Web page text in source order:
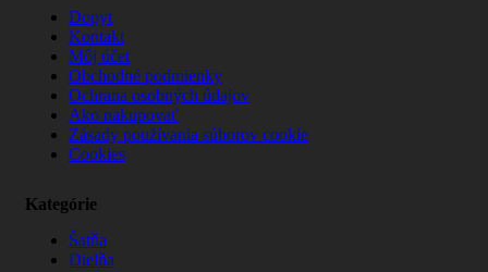
Dopyt
Kontakt
Môj účet
Obchodné podmienky
Ochrana osobných údajov
Ako nakupovať
Zásady používania súborov cookie
Cookies
Kategórie
Šatňa
Dielňa